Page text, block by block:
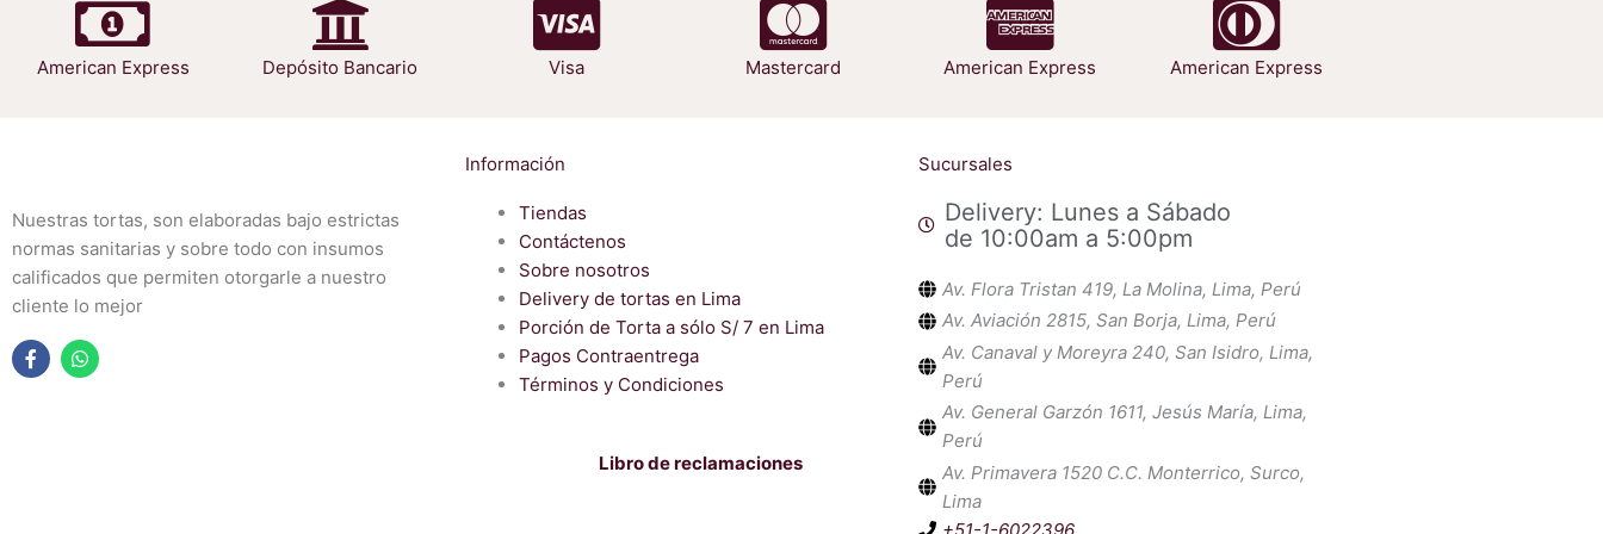
American Express Depósito Bancario Visa Mastercard American Express American Express
Nuestras tortas, son elaboradas bajo estrictas
normas sanitarias y sobre todo con insumos
calificados que permiten otorgarle a nuestro
cliente lo mejor
F
W
Información
Tiendas
Contáctenos
Sobre nosotros
Delivery de tortas en Lima
Porción de Torta a sólo S/ 7 en Lima
Pagos Contraentrega
Términos y Condiciones
Libro de reclamaciones
Sucursales
Delivery: Lunes a Sábado
de 10:00am a 5:00pm
Av. Flora Tristan 419, La Molina, Lima, Perú
Av. Aviación 2815, San Borja, Lima, Perú
Av. Canaval y Moreyra 240, San Isidro, Lima,
Perú
Av. General Garzón 1611, Jesús María, Lima,
Perú
Av. Primavera 1520 C.C. Monterrico, Surco,
Lima